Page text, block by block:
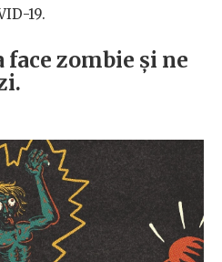
19.
face zombie și ne